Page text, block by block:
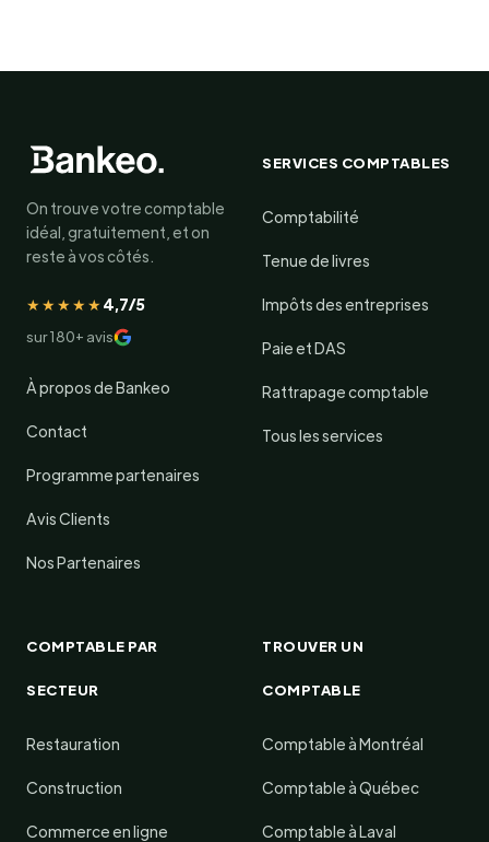
On trouve votre comptable
idéal, gratuitement, et on
reste à vos côtés.
★★★★★4,7/5
sur 180+ avis
À propos de Bankeo
Contact
Programme partenaires
Avis Clients
Nos Partenaires
SERVICES COMPTABLES
Comptabilité
Tenue de livres
Impôts des entreprises
Paie et DAS
Rattrapage comptable
Tous les services
COMPTABLE PAR
SECTEUR
Restauration
Construction
Commerce en ligne
TROUVER UN
COMPTABLE
Comptable à Montréal
Comptable à Québec
Comptable à Laval